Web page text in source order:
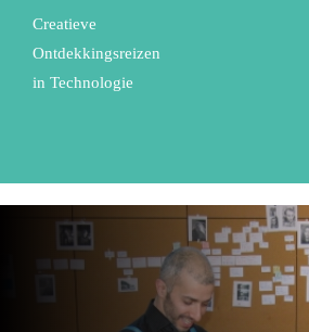
Creatieve
Ontdekkingsreizen
in Technologie